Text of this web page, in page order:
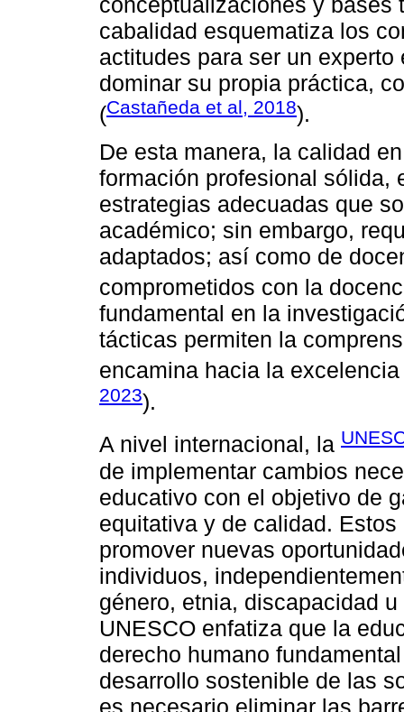
cabalidad esquematiza los
actitudes para ser un
dominar su propia práctica,
(Castañeda et al, 2018).
De esta manera, la calidad
formación profesional sólida,
estrategias adecuadas que
académico; sin embargo,
adaptados; así como de
comprometidos con la
fundamental en la
tácticas permiten la
encamina hacia la
2023).
A nivel internacional, la
de implementar cambios
educativo con el objetivo de
equitativa y de calidad.
promover nuevas
individuos,
género, etnia, discapacidad
UNESCO enfatiza que la
derecho humano
desarrollo sostenible de las
es necesario eliminar las